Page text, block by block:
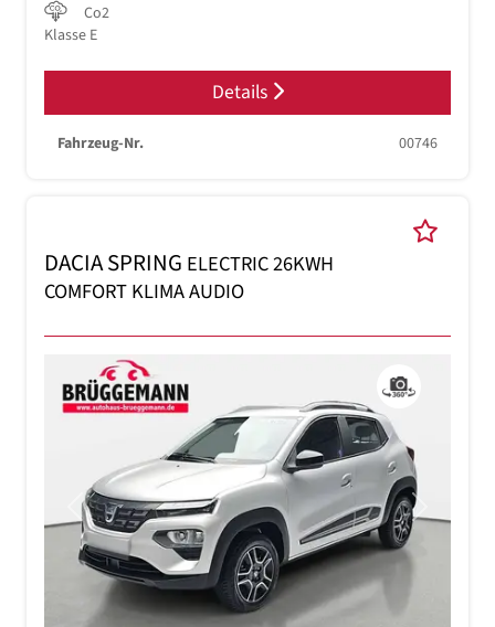
Co2
Klasse E
Details
Fahrzeug-Nr. 00746
DACIA SPRING ELECTRIC 26KWH
COMFORT KLIMA AUDIO
Previous Next